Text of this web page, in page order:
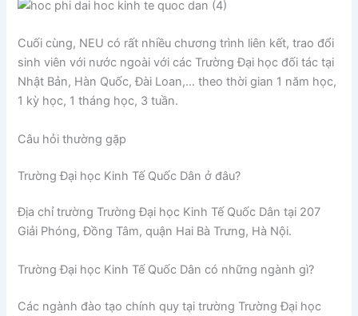
Cuối cùng, NEU có rất nhiều chương trình liên kết, trao đổi
sinh viên với nước ngoài với các Trường Đại học đối tác tại
Nhật Bản, Hàn Quốc, Đài Loan,… theo thời gian 1 năm học,
1 kỳ học, 1 tháng học, 3 tuần.
Câu hỏi thường gặp
Trường Đại học Kinh Tế Quốc Dân ở đâu?
Địa chỉ trường Trường Đại học Kinh Tế Quốc Dân tại 207
Giải Phóng, Đồng Tâm, quận Hai Bà Trưng, Hà Nội.
Trường Đại học Kinh Tế Quốc Dân có những ngành gì?
Các ngành đào tạo chính quy tại trường Trường Đại học